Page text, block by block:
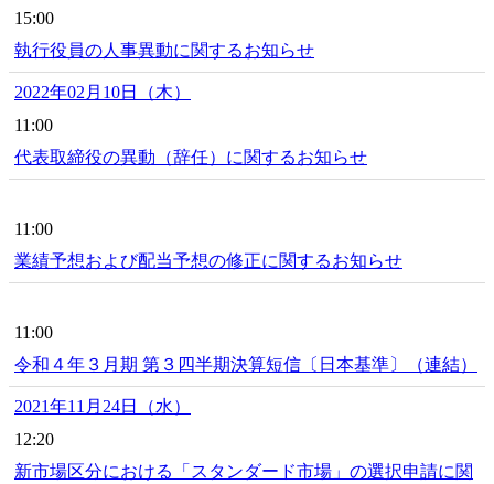
15:00
執行役員の人事異動に関するお知らせ
2022年02月10日（木）
11:00
代表取締役の異動（辞任）に関するお知らせ
11:00
業績予想および配当予想の修正に関するお知らせ
11:00
令和４年３月期 第３四半期決算短信〔日本基準〕（連結）
2021年11月24日（水）
12:20
新市場区分における「スタンダード市場」の選択申請に関